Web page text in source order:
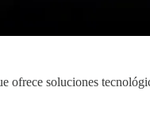
ofrece soluciones